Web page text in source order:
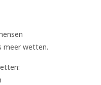
meer wetten.